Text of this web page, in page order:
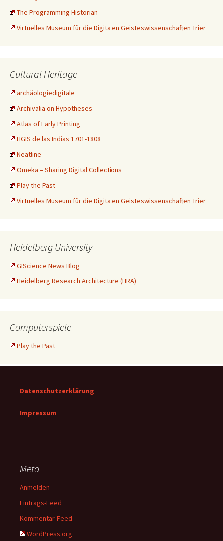
The Programming Historian
Virtuelles Museum für die Digitalen Geisteswissenschaften Trier
Cultural Heritage
archäologiedigitale
Archivalia on Hypotheses
Atlas of Early Printing
HGIS de las Indias 1701-1808
Neatline
Omeka – Sharing Digital Collections
Play the Past
Virtuelles Museum für die Digitalen Geisteswissenschaften Trier
Heidelberg University
GIScience News Blog
Heidelberg Research Architecture (HRA)
Computerspiele
Play the Past
Datenschutzerklärung
Impressum
Meta
Anmelden
Eintrags-Feed
Kommentar-Feed
WordPress.org